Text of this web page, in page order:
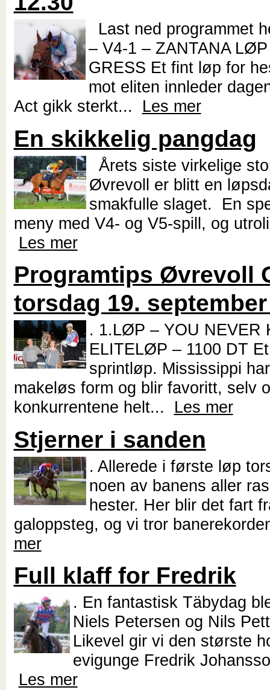
Last ned programmet
– V4-1 – ZANTANA
GRESS Et fint løp for
mot eliten innleder
Act gikk sterkt... Les mer
En skikkelig pangdag
Årets siste virkelige
Øvrevoll er blitt en
smakfulle slaget. En
meny med V4- og V5-spill, og
Les mer
Programtips Øvrevoll
torsdag 19.
. 1.LØP – YOU NEVER
ELITELØP – 1100 DT
sprintløp. Mississippi
makeløs form og blir favoritt, selv
konkurrentene helt... Les mer
Stjerner i sanden
. Allerede i første løp
noen av banens aller
hester. Her blir det fart
galoppsteg, og vi tror
mer
Full klaff for Fredrik
. En fantastisk Täbydag
Niels Petersen og Nils
Likevel gir vi den største
evigunge Fredrik
Les mer